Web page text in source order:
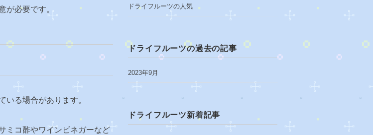
が必要です。
いる場合があります。
ミコ酢やワインビネガーなど
ドライフルーツの人気
ドライフルーツの過去の記事
2023年9月
ドライフルーツ新着記事